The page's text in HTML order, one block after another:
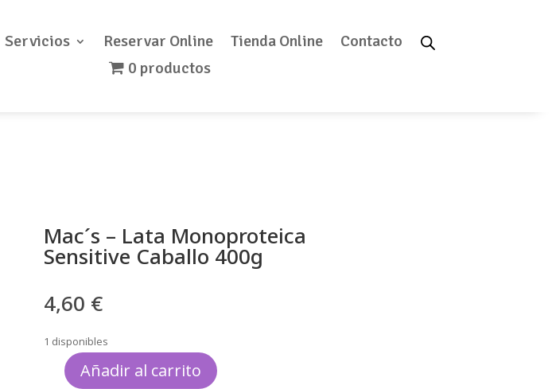
Servicios Reservar Online Tienda Online
Contacto
0 productos
Mac´s – Lata Monoproteica
Sensitive Caballo 400g
4,60 €
1 disponibles
Mac Añadir al carrito